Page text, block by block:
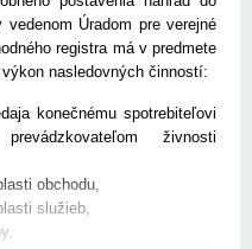
Úradom pre verejné
registra má v predmete
nasledovných činností:
konečnému spotrebiteľovi
živnosti
obchodu,
služieb,